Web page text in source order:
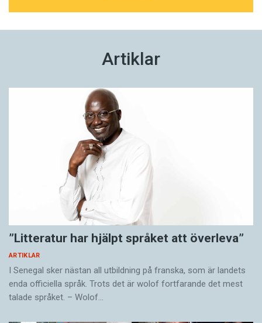
Artiklar
”Litteratur har hjälpt språket att överleva”
ARTIKLAR
I Senegal sker nästan all utbildning på franska, som är landets
enda officiella språk. Trots det är wolof fortfarande det mest
talade språket. – Wolof…